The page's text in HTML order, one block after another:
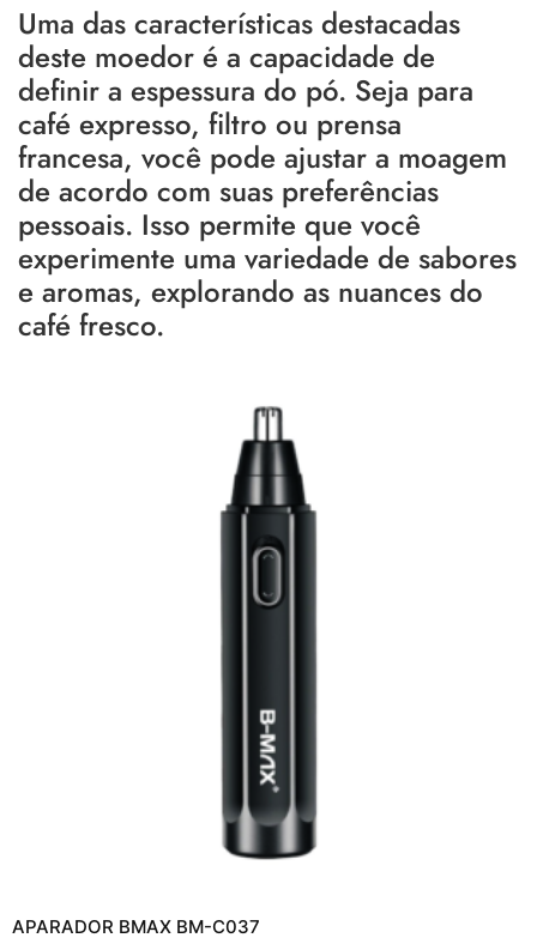
Uma das características destacadas
deste moedor é a capacidade de
definir a espessura do pó. Seja para
café expresso, filtro ou prensa
francesa, você pode ajustar a moagem
de acordo com suas preferências
pessoais. Isso permite que você
experimente uma variedade de sabores
e aromas, explorando as nuances do
café fresco.
APARADOR BMAX BM-C037